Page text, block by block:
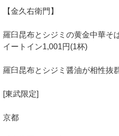
【金久右衛門】
羅臼昆布とシジミの黄金中華そ
イートイン1,001円(1杯)
羅臼昆布とシジミ醤油が相性抜
[東武限定]
京都